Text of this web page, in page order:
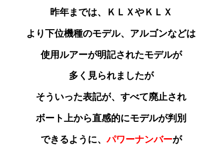
昨年までは、ＫＬＸやＫＬＸ
より下位機種のモデル、アルゴンなどは
使用ルアーが明記されたモデルが
多く見られましたが
そういった表記が、すべて廃止され
ボート上から直感的にモデルが判別
できるように、パワーナンバーが